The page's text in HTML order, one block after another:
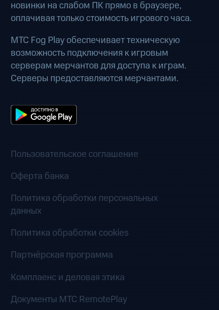
новинки на слабом ПК прямо в браузере,
оплачивая только стоимость игрового часа.
МТС Fog Play обеспечивает техническую
возможность подключения к игровым
серверам мерчантов для доступа к играм.
Серверы предоставляются мерчантами.
Пользовательское соглашение
Оферта банка
Политика обработки персональных
данных
Политика обработки cookies
Партнёрская программа
Комплаенс и деловая этика
Документы MTC RemotePlay